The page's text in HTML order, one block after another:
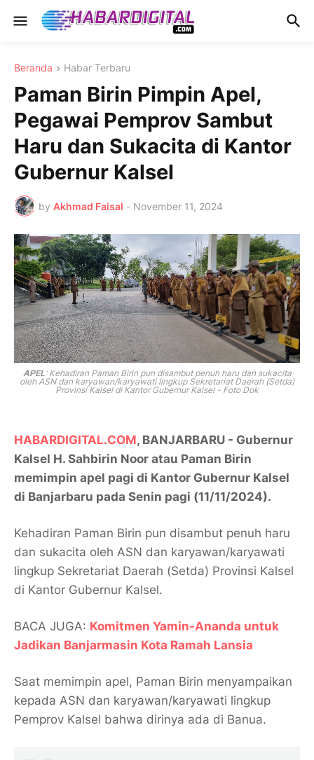
Beranda Habar Terbaru
Paman Birin Pimpin Apel,
Pegawai Pemprov Sambut
Haru dan Sukacita di Kantor
Gubernur Kalsel
by Akhmad Faisal - November 11, 2024
APEL: Kehadiran Paman Birin pun disambut penuh haru dan sukacita
oleh ASN dan karyawan/karyawati lingkup Sekretariat Daerah (Setda)
Provinsi Kalsel di Kantor Gubernur Kalsel - Foto Dok
HABARDIGITAL.COM, BANJARBARU - Gubernur
Kalsel H. Sahbirin Noor atau Paman Birin
memimpin apel pagi di Kantor Gubernur Kalsel
di Banjarbaru pada Senin pagi (11/11/2024).
Kehadiran Paman Birin pun disambut penuh haru
dan sukacita oleh ASN dan karyawan/karyawati
lingkup Sekretariat Daerah (Setda) Provinsi Kalsel
di Kantor Gubernur Kalsel.
BACA JUGA: Komitmen Yamin-Ananda untuk
Jadikan Banjarmasin Kota Ramah Lansia
Saat memimpin apel, Paman Birin menyampaikan
kepada ASN dan karyawan/karyawati lingkup
Pemprov Kalsel bahwa dirinya ada di Banua.